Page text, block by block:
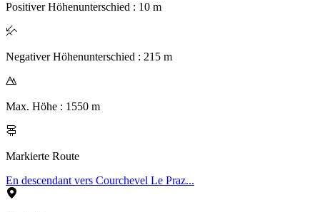
Positiver Höhenunterschied : 10 m
Negativer Höhenunterschied : 215 m
Max. Höhe : 1550 m
Markierte Route
En descendant vers Courchevel Le Praz...